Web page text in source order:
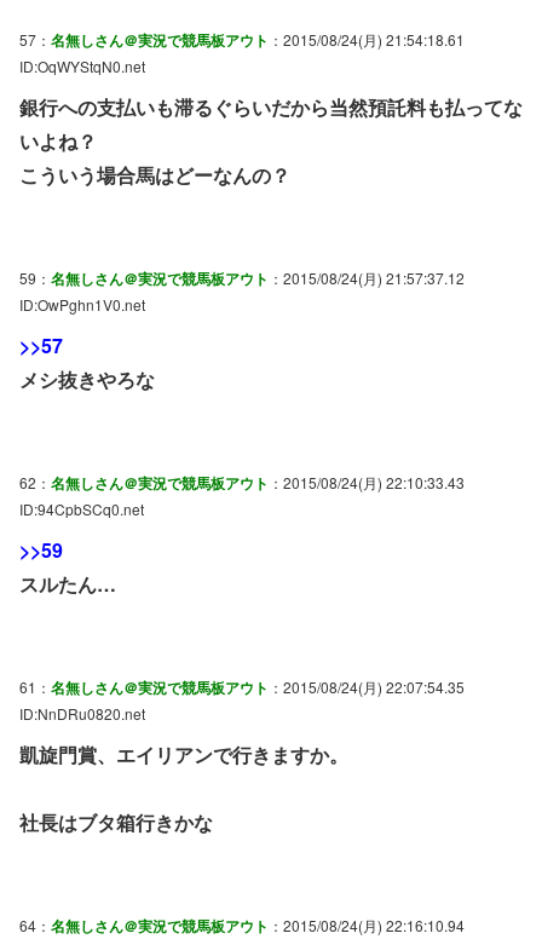
57： 名無しさん＠実況で競馬板アウト ：2015/08/24(月) 21:54:18.61
ID:OqWYStqN0.net
銀行への支払いも滞るぐらいだから当然預託料も払ってな
いよね？
こういう場合馬はどーなんの？
59： 名無しさん＠実況で競馬板アウト ：2015/08/24(月) 21:57:37.12
ID:OwPghn1V0.net
>>57
メシ抜きやろな
62： 名無しさん＠実況で競馬板アウト ：2015/08/24(月) 22:10:33.43
ID:94CpbSCq0.net
>>59
スルたん…
61： 名無しさん＠実況で競馬板アウト ：2015/08/24(月) 22:07:54.35
ID:NnDRu0820.net
凱旋門賞、エイリアンで行きますか。
社長はブタ箱行きかな
64： 名無しさん＠実況で競馬板アウト ：2015/08/24(月) 22:16:10.94